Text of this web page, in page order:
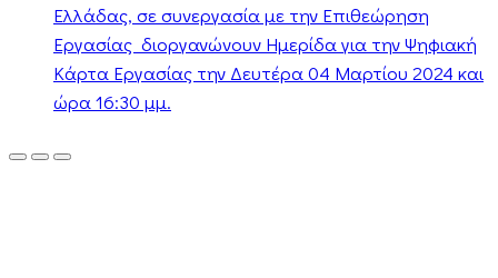
Ελλάδας, σε συνεργασία με την Επιθεώρηση
Εργασίας διοργανώνουν Ημερίδα για την Ψηφιακή
Κάρτα Εργασίας την Δευτέρα 04 Μαρτίου 2024 και
ώρα 16:30 μμ.